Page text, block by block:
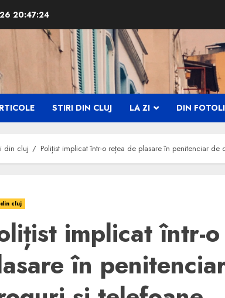
20:47:25
STIRI DIN CLUJ LA ZI DIN
din cluj Polițist implicat într-o rețea de plasare în penitenciar de
cluj
implicat într-
în